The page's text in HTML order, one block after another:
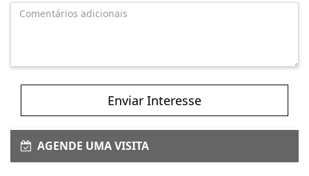
Enviar Interesse
AGENDE UMA VISITA